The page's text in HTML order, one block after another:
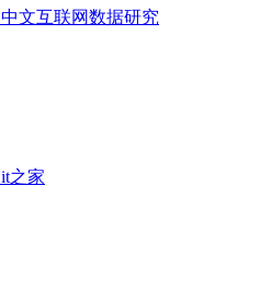
中文互联网数据研究
it之家